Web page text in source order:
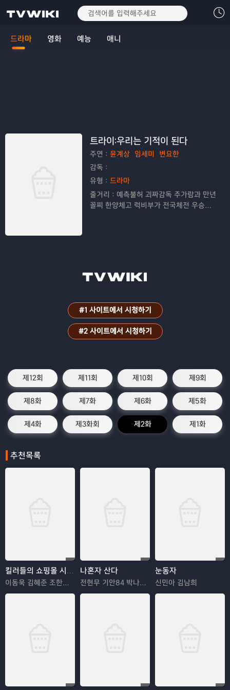
드라마 영화 예능 애니
트라이:우리는 기적이 된다
주연： 윤계상 임세미
변요한
감독：
유형： 드라마
줄거리： 예측불허 괴짜감독 주가람과 만년
꼴찌 한양체고 럭비부가 전국체전 우승을
#1 사이트에서 시청하기
#2 사이트에서 시청하기
제12회 제11회 제10회 제9회
제8화 제7화 제6화 제5화
제4화 제3화회 제2화 제1화
추천목록
킬러들의 쇼핑몰 시즌2
이동욱 김혜준 조한선 김해나
나혼자 산다
전현무 기안84 박나래 한혜진 이시언
눈동자
신민아 김남희